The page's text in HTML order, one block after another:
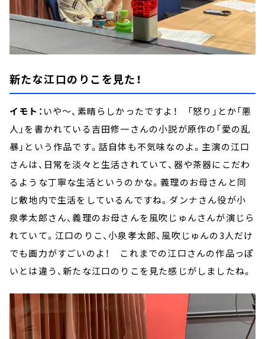
新たな江口のりこを見た！
イモト： いや～、素晴らしかったですよ！ 「怒り」とか「悪
人」を書かれている吉田修一さんの小説が原作の「愛の乱
暴」という作品です。話自体も不気味なのよ。主演の江口
さんは、日常を淡々と生活されていて、器や茶器にこだわ
るような丁寧な生活というのかな。義理のお母さんと同
じ敷地内で生活をしているんですね。ダンナさん役が小
泉孝太郎さん、義理のお母さんを風吹じゅんさんが演じら
れていて。江口のりこ、小泉孝太郎、風吹じゅんの3人だけ
でも画力がすごいのよ！ これまでの江口さんの作品っぽ
いとは違う、新たな江口のりこを見た感じがしましたね。